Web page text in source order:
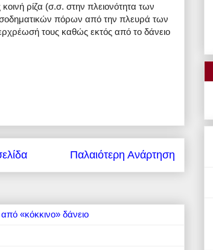
ρίζα (σ.σ. στην πλειονότητα των
πόρων από την πλευρά των
τους καθώς εκτός από το δάνειο
Παλαιότερη Ανάρτηση
«κόκκινο» δάνειο